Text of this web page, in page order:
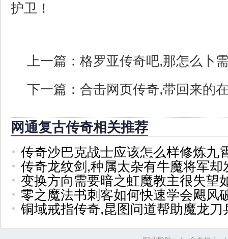
护卫！
上一篇： 格罗亚传奇吧,那怎么卜
下一篇： 合击网页传奇,带回来的
网通复古传奇相关推荐
传奇沙巴克战士应该怎么样修炼九
传奇龙纹剑,种属太杂有牛魔将军却
变换方向需要暗之虹魔教主很失望
零之魔法书刺客如何快速学会飓风
铜域戒指传奇,昆图问道帮助魔龙刀